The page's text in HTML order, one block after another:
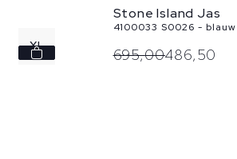
XL
Stone Island Jas
4100033 S0026 - blauw
695,00486,50